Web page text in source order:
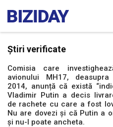
Știri verificate
Comisia care
avionului MH17,
2014, anunță că există
Vladimir Putin a decis
de rachete cu care a fost
Nu are dovezi și că Putin a
și nu-l poate ancheta.